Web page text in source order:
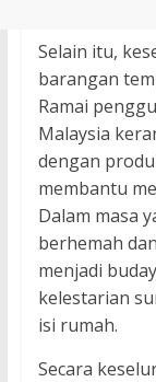
Selain itu,
barangan
Ramai
Malaysia
dengan
membantu
Dalam masa
berhemah
menjadi
kelestarian
isi rumah.
Secara